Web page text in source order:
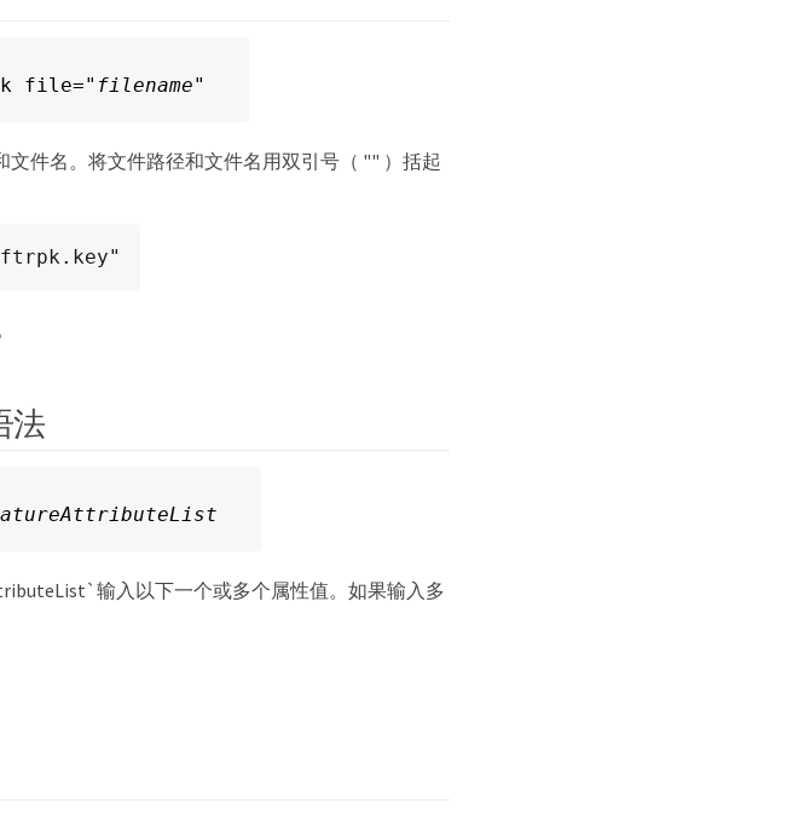
file=" filename"
件名。将文件路径和文件名用双引号（ "" ）括起
法
输入以下一个或多个属性值。如果输入多